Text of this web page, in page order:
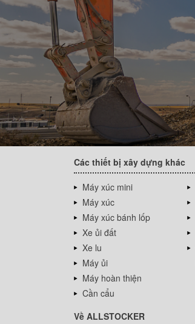
Các thiết bị xây dựng khác
Máy xúc mini
Máy xúc
Máy xúc bánh lốp
Xe ủi đất
Xe lu
Máy ủi
Máy hoàn thiện
Cần cẩu
Về ALLSTOCKER